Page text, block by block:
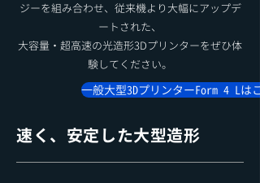
ジーを組み合わせ、従来機より大幅にアップデ
ートされた、
大容量・超高速の光造形3Dプリンターをぜひ体
験してください。
一般大型3DプリンターForm 4 Lはこ
​速く、安定した大型造形